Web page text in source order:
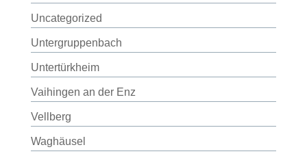
Uncategorized
Untergruppenbach
Untertürkheim
Vaihingen an der Enz
Vellberg
Waghäusel